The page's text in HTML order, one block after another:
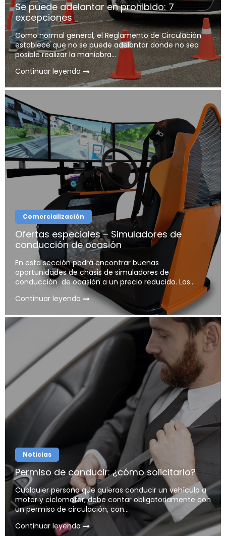
Se puede adelantar en prohibido: 7
excepciones
Como normal general, el Reglamento de Circulación
establece que no se puede adelantar donde no sea
posible realizar la maniobra...
Continuar leyendo
Comercialización
Ofertas especiales – Simuladores de
conducción de ocasión
En esta sección podrá encontrar buenas
oportunidades de chasis de simuladores de
conducción de ocasión a un precio reducido. Los...
Continuar leyendo
Noticias
Permiso de conducir: ¿cómo solicitarlo?
Cualquier persona que quieras conducir un vehículo a
motor y ciclomotor, debe contar obligatoriamente con
un permiso de circulación, con...
Continuar leyendo